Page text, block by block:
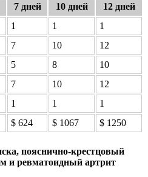
7 дней 10 дней
12 дней
1 1
1
7 10
12
5 8
10
7 10
12
1 1
1
$ 624 $ 1067 $ 1250
пояснично-крестцовый
и ревматоидный артрит